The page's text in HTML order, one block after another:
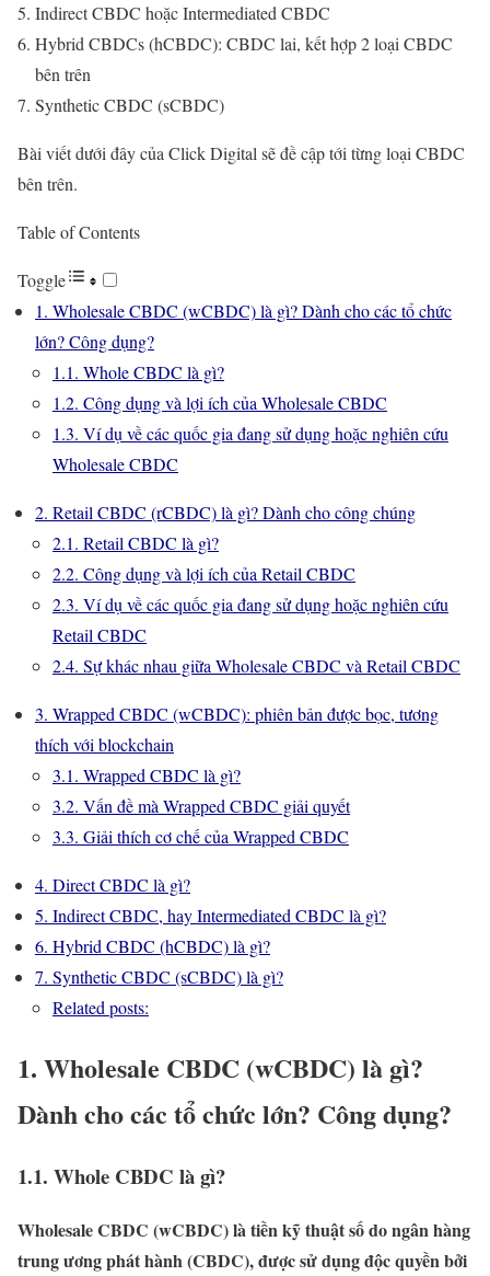
Indirect CBDC hoặc Intermediated CBDC
Hybrid CBDCs (hCBDC): CBDC lai, kết hợp 2 loại CBDC
bên trên
Synthetic CBDC (sCBDC)
Bài viết dưới đây của Click Digital sẽ đề cập tới từng loại CBDC
bên trên.
Table of Contents
Toggle
1. Wholesale CBDC (wCBDC) là gì? Dành cho các tổ chức
lớn? Công dụng?
1.1. Whole CBDC là gì?
1.2. Công dụng và lợi ích của Wholesale CBDC
1.3. Ví dụ về các quốc gia đang sử dụng hoặc nghiên cứu
Wholesale CBDC
2. Retail CBDC (rCBDC) là gì? Dành cho công chúng
2.1. Retail CBDC là gì?
2.2. Công dụng và lợi ích của Retail CBDC
2.3. Ví dụ về các quốc gia đang sử dụng hoặc nghiên cứu
Retail CBDC
2.4. Sự khác nhau giữa Wholesale CBDC và Retail CBDC
3. Wrapped CBDC (wCBDC): phiên bản được bọc, tương
thích với blockchain
3.1. Wrapped CBDC là gì?
3.2. Vấn đề mà Wrapped CBDC giải quyết
3.3. Giải thích cơ chế của Wrapped CBDC
4. Direct CBDC là gì?
5. Indirect CBDC, hay Intermediated CBDC là gì?
6. Hybrid CBDC (hCBDC) là gì?
7. Synthetic CBDC (sCBDC) là gì?
Related posts:
1. Wholesale CBDC (wCBDC) là gì?
Dành cho các tổ chức lớn? Công dụng?
1.1. Whole CBDC là gì?
Wholesale CBDC (wCBDC) là tiền kỹ thuật số do ngân hàng
trung ương phát hành (CBDC), được sử dụng độc quyền bởi